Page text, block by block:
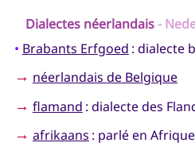
Dialectes néerlandais-
• Brabants Erfgoed : dialecte
→ néerlandais de Belgique
→ flamand : dialecte des
→ afrikaans : parlé en